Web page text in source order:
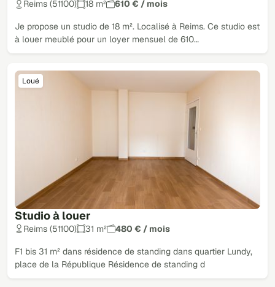
Reims (51100) 18 m² 610 € / mois
Je propose un studio de 18 m². Localisé à Reims. Ce studio est
à louer meublé pour un loyer mensuel de 610…
Studio à louer
Loué
Reims (51100) 31 m² 480 € / mois
F1 bis 31 m² dans résidence de standing dans quartier Lundy,
place de la République Résidence de standing d